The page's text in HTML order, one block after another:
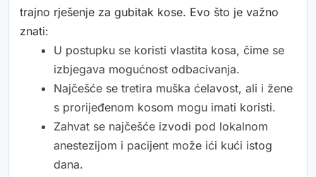
trajno rješenje za gubitak kose. Evo što je važno
znati:
U postupku se koristi vlastita kosa, čime se
izbjegava mogućnost odbacivanja.
Najčešće se tretira muška ćelavost, ali i žene
s prorijeđenom kosom mogu imati koristi.
Zahvat se najčešće izvodi pod lokalnom
anestezijom i pacijent može ići kući istog
dana.